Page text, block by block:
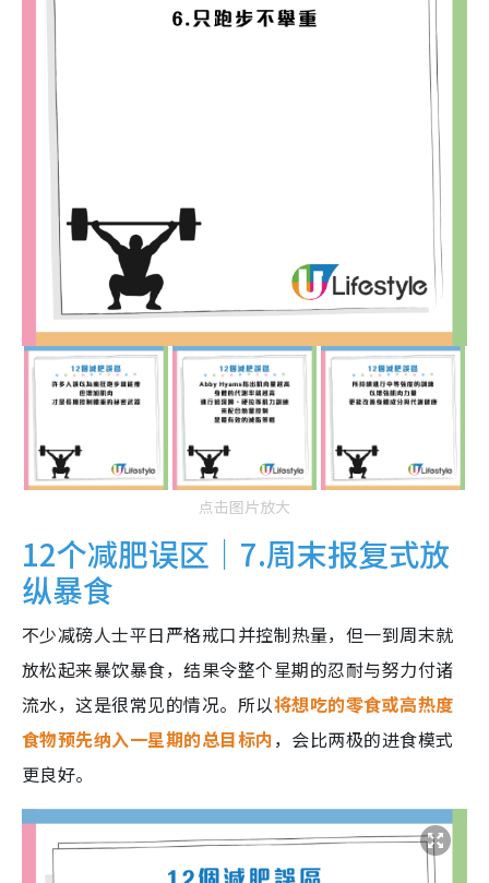
点击图片放大
12个减肥误区｜7.周末报复式放
纵暴食
不少减磅人士平日严格戒口并控制热量，但一到周末就
放松起来暴饮暴食，结果令整个星期的忍耐与努力付诸
流水，这是很常见的情况。所以将想吃的零食或高热度
食物预先纳入一星期的总目标内 ，会比两极的进食模式
更良好。